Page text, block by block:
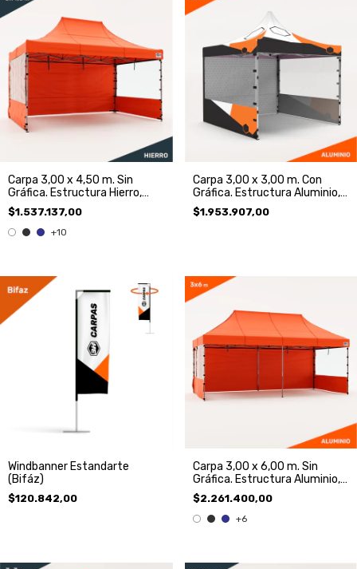
Carpa 3,00 x 4,50 m. Sin
Gráfica. Estructura Hierro,
Techo y 3 Paredes.
$1.537.137,00
+10
Carpa 3,00 x 3,00 m. Con
Gráfica. Estructura Aluminio,
Techo y 3 Paredes
$1.953.907,00
Windbanner Estandarte
(Bifáz)
$120.842,00
Carpa 3,00 x 6,00 m. Sin
Gráfica. Estructura Aluminio,
Techo y 3 Paredes
$2.261.400,00
+6